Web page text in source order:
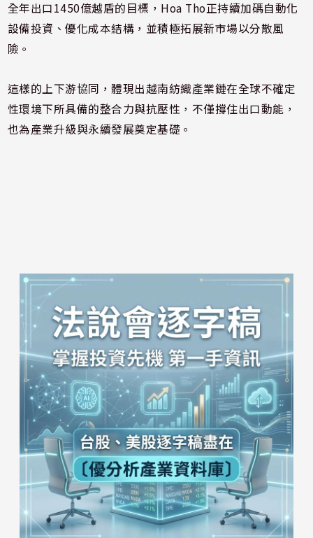
全年出口1450億越盾的目標，Hoa Tho正持續加碼自動化
設備投資、優化成本結構，並積極拓展新市場以分散風
險。
這樣的上下游協同，體現出越南紡織產業鏈在全球不確定
性環境下所具備的整合力與抗壓性，不僅撐住出口動能，
也為產業升級與永續發展奠定基礎。